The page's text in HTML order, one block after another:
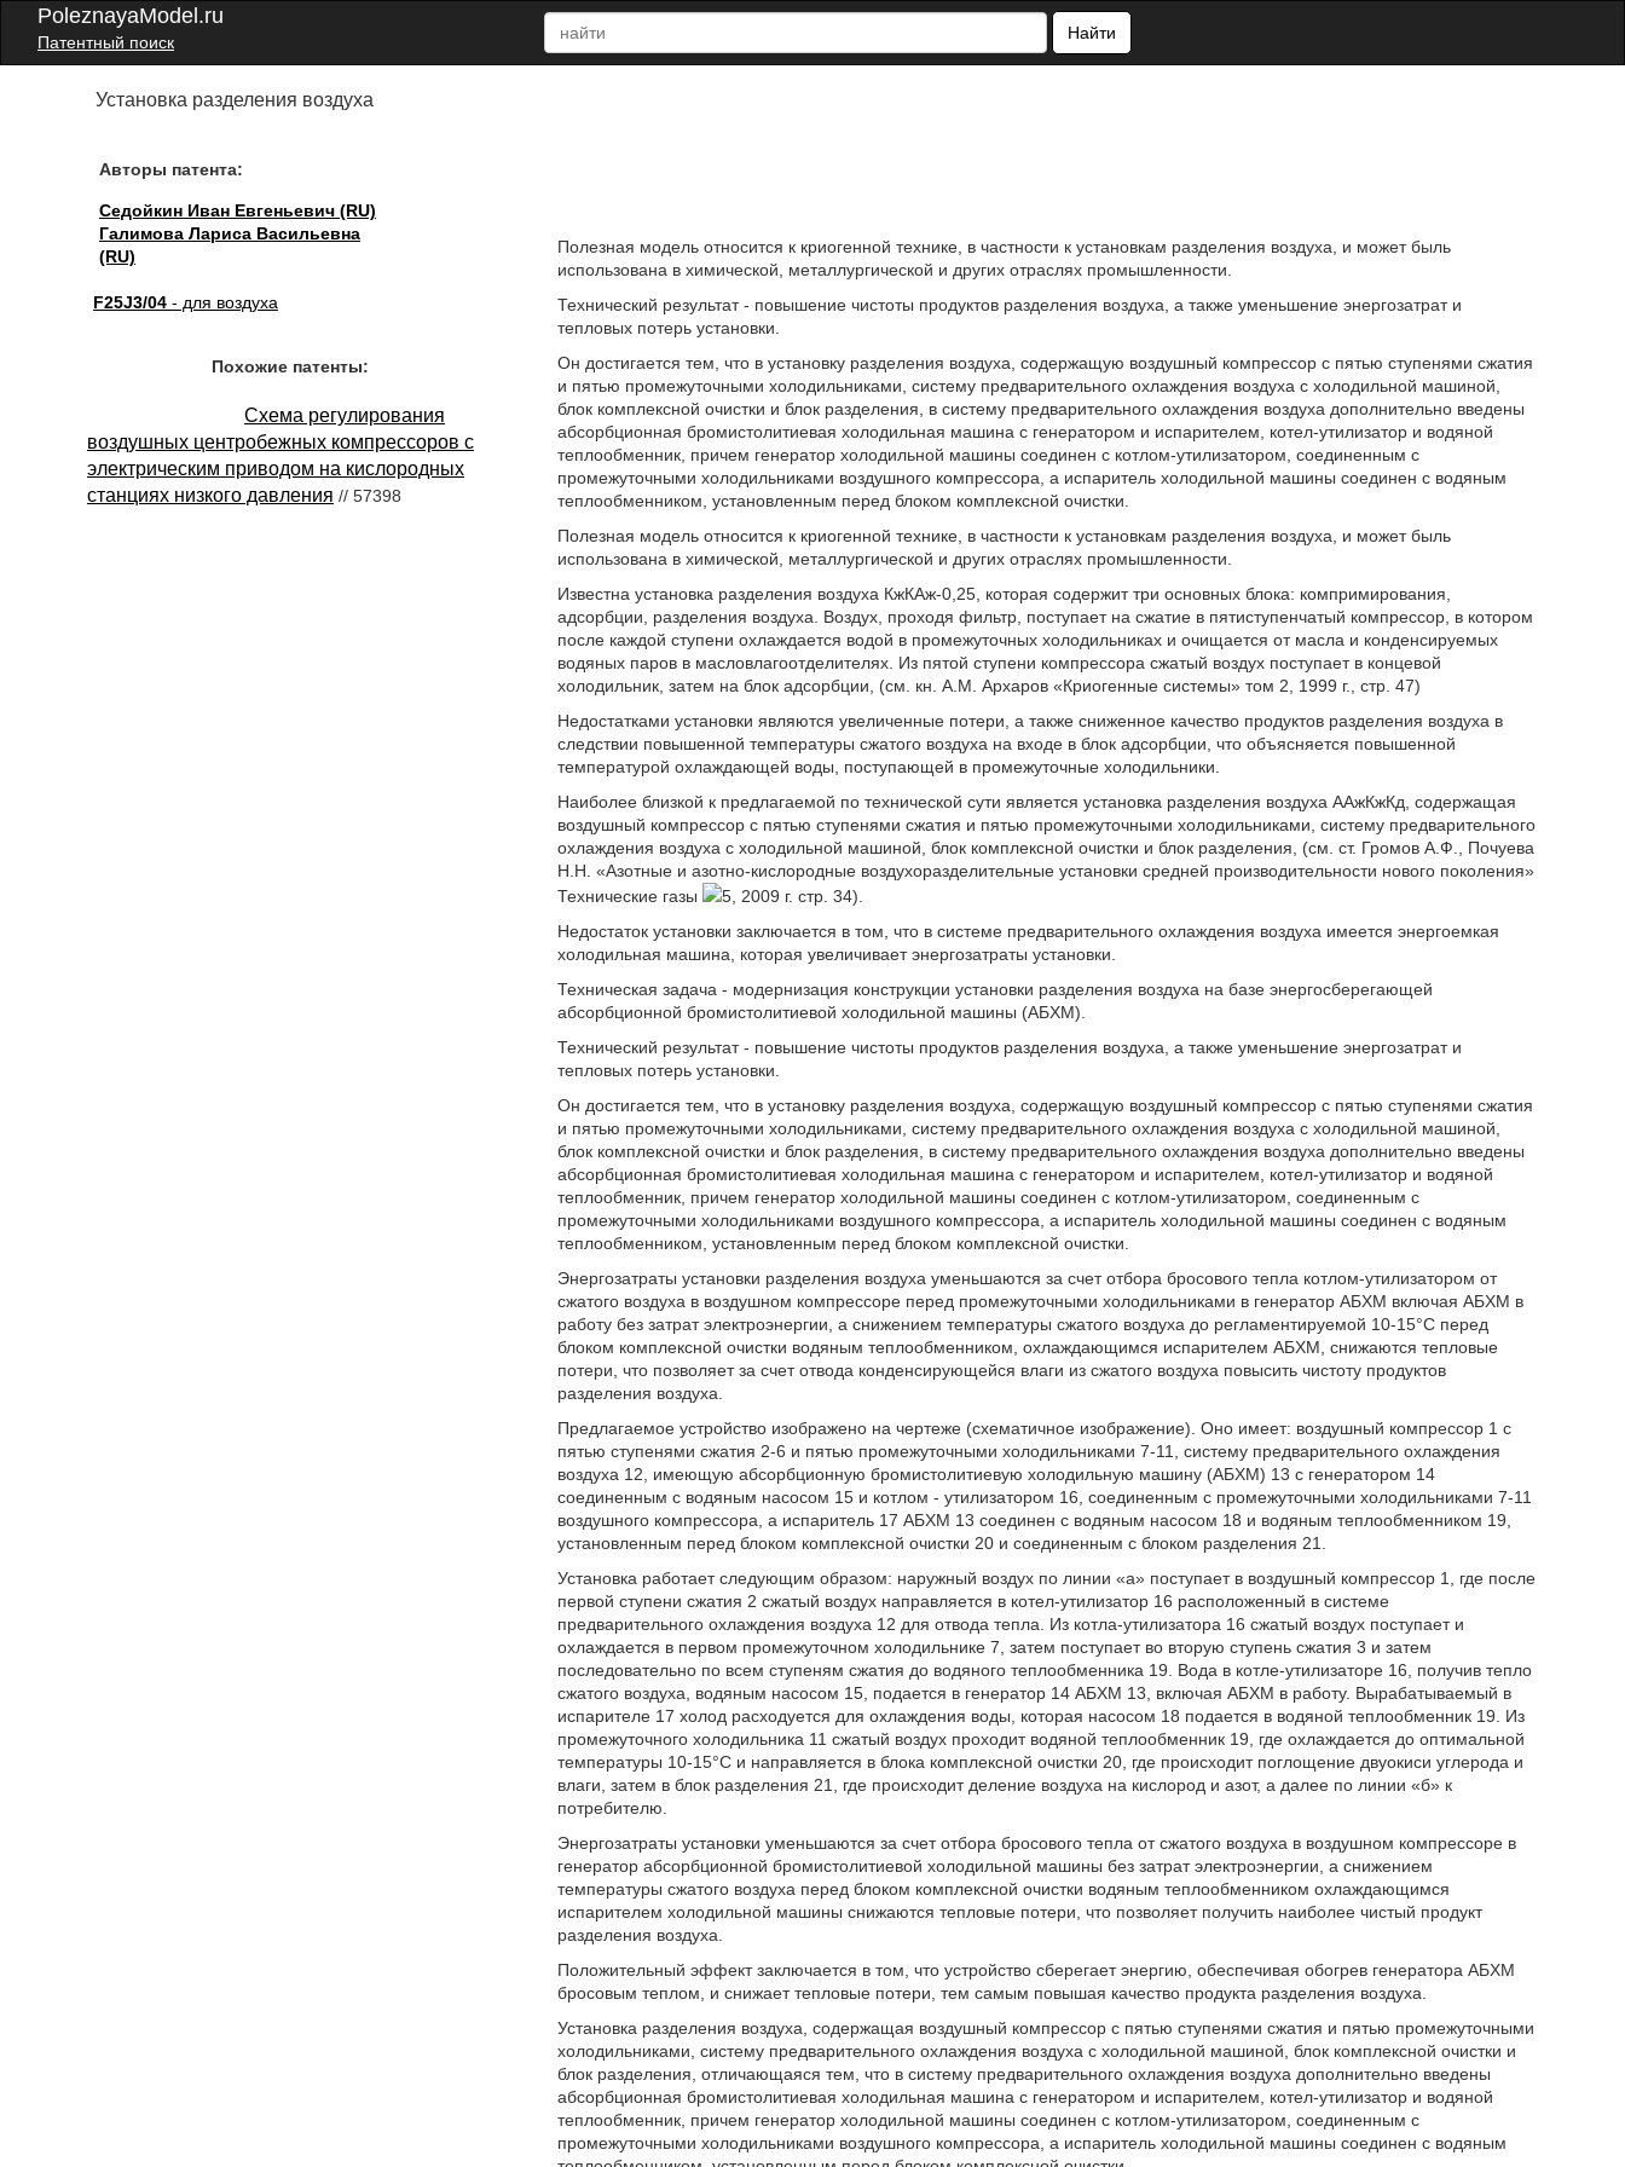
PoleznayaModel.ru
Патентный поиск
Найти
Установка разделения воздуха
Авторы патента:
Седойкин Иван Евгеньевич (RU)
Галимова Лариса Васильевна
(RU)
F25J3/04 - для воздуха
Полезная модель относится к криогенной технике, в частности к установкам разделения воздуха, и может быль
использована в химической, металлургической и других отраслях промышленности.
Технический результат - повышение чистоты продуктов разделения воздуха, а также уменьшение энергозатрат и
тепловых потерь установки.
Он достигается тем, что в установку разделения воздуха, содержащую воздушный компрессор с пятью ступенями сжатия
и пятью промежуточными холодильниками, систему предварительного охлаждения воздуха с холодильной машиной,
блок комплексной очистки и блок разделения, в систему предварительного охлаждения воздуха дополнительно введены
абсорбционная бромистолитиевая холодильная машина с генератором и испарителем, котел-утилизатор и водяной
теплообменник, причем генератор холодильной машины соединен с котлом-утилизатором, соединенным с
промежуточными холодильниками воздушного компрессора, а испаритель холодильной машины соединен с водяным
теплообменником, установленным перед блоком комплексной очистки.
Полезная модель относится к криогенной технике, в частности к установкам разделения воздуха, и может быль
использована в химической, металлургической и других отраслях промышленности.
Известна установка разделения воздуха КжКАж-0,25, которая содержит три основных блока: компримирования,
адсорбции, разделения воздуха. Воздух, проходя фильтр, поступает на сжатие в пятиступенчатый компрессор, в котором
после каждой ступени охлаждается водой в промежуточных холодильниках и очищается от масла и конденсируемых
водяных паров в масловлагоотделителях. Из пятой ступени компрессора сжатый воздух поступает в концевой
холодильник, затем на блок адсорбции, (см. кн. A.M. Архаров «Криогенные системы» том 2, 1999 г., стр. 47)
Недостатками установки являются увеличенные потери, а также сниженное качество продуктов разделения воздуха в
следствии повышенной температуры сжатого воздуха на входе в блок адсорбции, что объясняется повышенной
температурой охлаждающей воды, поступающей в промежуточные холодильники.
Наиболее близкой к предлагаемой по технической сути является установка разделения воздуха ААжКжКд, содержащая
воздушный компрессор с пятью ступенями сжатия и пятью промежуточными холодильниками, систему предварительного
охлаждения воздуха с холодильной машиной, блок комплексной очистки и блок разделения, (см. ст. Громов А.Ф., Почуева
Н.Н. «Азотные и азотно-кислородные воздухоразделительные установки средней производительности нового поколения»
Технические газы
5, 2009 г. стр. 34).
Недостаток установки заключается в том, что в системе предварительного охлаждения воздуха имеется энергоемкая
холодильная машина, которая увеличивает энергозатраты установки.
Техническая задача - модернизация конструкции установки разделения воздуха на базе энергосберегающей
абсорбционной бромистолитиевой холодильной машины (АБХМ).
Технический результат - повышение чистоты продуктов разделения воздуха, а также уменьшение энергозатрат и
тепловых потерь установки.
Он достигается тем, что в установку разделения воздуха, содержащую воздушный компрессор с пятью ступенями сжатия
и пятью промежуточными холодильниками, систему предварительного охлаждения воздуха с холодильной машиной,
блок комплексной очистки и блок разделения, в систему предварительного охлаждения воздуха дополнительно введены
абсорбционная бромистолитиевая холодильная машина с генератором и испарителем, котел-утилизатор и водяной
теплообменник, причем генератор холодильной машины соединен с котлом-утилизатором, соединенным с
промежуточными холодильниками воздушного компрессора, а испаритель холодильной машины соединен с водяным
теплообменником, установленным перед блоком комплексной очистки.
Энергозатраты установки разделения воздуха уменьшаются за счет отбора бросового тепла котлом-утилизатором от
сжатого воздуха в воздушном компрессоре перед промежуточными холодильниками в генератор АБХМ включая АБХМ в
работу без затрат электроэнергии, а снижением температуры сжатого воздуха до регламентируемой 10-15°C перед
блоком комплексной очистки водяным теплообменником, охлаждающимся испарителем АБХМ, снижаются тепловые
потери, что позволяет за счет отвода конденсирующейся влаги из сжатого воздуха повысить чистоту продуктов
разделения воздуха.
Предлагаемое устройство изображено на чертеже (схематичное изображение). Оно имеет: воздушный компрессор 1 с
пятью ступенями сжатия 2-6 и пятью промежуточными холодильниками 7-11, систему предварительного охлаждения
воздуха 12, имеющую абсорбционную бромистолитиевую холодильную машину (АБХМ) 13 с генератором 14
соединенным с водяным насосом 15 и котлом - утилизатором 16, соединенным с промежуточными холодильниками 7-11
воздушного компрессора, а испаритель 17 АБХМ 13 соединен с водяным насосом 18 и водяным теплообменником 19,
установленным перед блоком комплексной очистки 20 и соединенным с блоком разделения 21.
Установка работает следующим образом: наружный воздух по линии «а» поступает в воздушный компрессор 1, где после
первой ступени сжатия 2 сжатый воздух направляется в котел-утилизатор 16 расположенный в системе
предварительного охлаждения воздуха 12 для отвода тепла. Из котла-утилизатора 16 сжатый воздух поступает и
охлаждается в первом промежуточном холодильнике 7, затем поступает во вторую ступень сжатия 3 и затем
последовательно по всем ступеням сжатия до водяного теплообменника 19. Вода в котле-утилизаторе 16, получив тепло
сжатого воздуха, водяным насосом 15, подается в генератор 14 АБХМ 13, включая АБХМ в работу. Вырабатываемый в
испарителе 17 холод расходуется для охлаждения воды, которая насосом 18 подается в водяной теплообменник 19. Из
промежуточного холодильника 11 сжатый воздух проходит водяной теплообменник 19, где охлаждается до оптимальной
температуры 10-15°C и направляется в блока комплексной очистки 20, где происходит поглощение двуокиси углерода и
влаги, затем в блок разделения 21, где происходит деление воздуха на кислород и азот, а далее по линии «б» к
потребителю.
Энергозатраты установки уменьшаются за счет отбора бросового тепла от сжатого воздуха в воздушном компрессоре в
генератор абсорбционной бромистолитиевой холодильной машины без затрат электроэнергии, а снижением
температуры сжатого воздуха перед блоком комплексной очистки водяным теплообменником охлаждающимся
испарителем холодильной машины снижаются тепловые потери, что позволяет получить наиболее чистый продукт
разделения воздуха.
Положительный эффект заключается в том, что устройство сберегает энергию, обеспечивая обогрев генератора АБХМ
бросовым теплом, и снижает тепловые потери, тем самым повышая качество продукта разделения воздуха.
Установка разделения воздуха, содержащая воздушный компрессор с пятью ступенями сжатия и пятью промежуточными
холодильниками, систему предварительного охлаждения воздуха с холодильной машиной, блок комплексной очистки и
блок разделения, отличающаяся тем, что в систему предварительного охлаждения воздуха дополнительно введены
абсорбционная бромистолитиевая холодильная машина с генератором и испарителем, котел-утилизатор и водяной
теплообменник, причем генератор холодильной машины соединен с котлом-утилизатором, соединенным с
промежуточными холодильниками воздушного компрессора, а испаритель холодильной машины соединен с водяным
Похожие патенты:
Схема регулирования
воздушных центробежных компрессоров с
электрическим приводом на кислородных
станциях низкого давления // 57398